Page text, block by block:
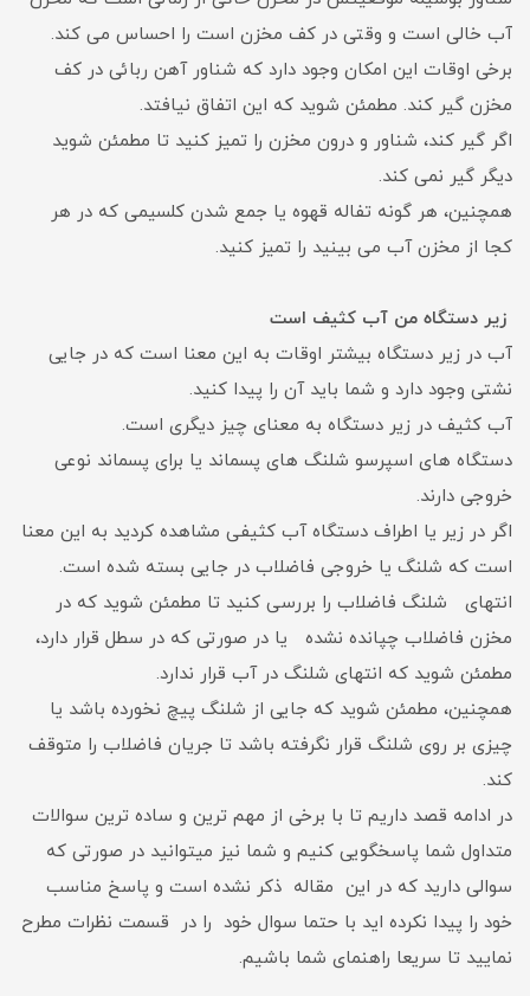
آب خالی است و وقتی در کف مخزن است را احساس می کند.
برخی اوقات این امکان وجود دارد که شناور آهن ربائی در کف
مخزن گیر کند. مطمئن شوید که این اتفاق نیافتد.
اگر گیر کند، شناور و درون مخزن را تمیز کنید تا مطمئن شوید
دیگر گیر نمی کند.
همچنین، هر گونه تفاله قهوه یا جمع شدن کلسیمی که در هر
کجا از مخزن آب می بینید را تمیز کنید.
زیر دستگاه من آب کثیف است
آب در زیر دستگاه بیشتر اوقات به این معنا است که در جایی
نشتی وجود دارد و شما باید آن را پیدا کنید.
آب کثیف در زیر دستگاه به معنای چیز دیگری است.
دستگاه های اسپرسو شلنگ های پسماند یا برای پسماند نوعی
خروجی دارند.
اگر در زیر یا اطراف دستگاه آب کثیفی مشاهده کردید به این معنا
است که شلنگ یا خروجی فاضلاب در جایی بسته شده است.
انتهای شلنگ فاضلاب را بررسی کنید تا مطمئن شوید که در
مخزن فاضلاب چپانده نشده یا در صورتی که در سطل قرار دارد،
مطمئن شوید که انتهای شلنگ در آب قرار ندارد.
همچنین، مطمئن شوید که جایی از شلنگ پیچ نخورده باشد یا
چیزی بر روی شلنگ قرار نگرفته باشد تا جریان فاضلاب را متوقف
کند.
در ادامه قصد داریم تا با برخی از مهم ترین و ساده ترین سوالات
متداول شما پاسخگویی کنیم و شما نیز میتوانید در صورتی که
سوالی دارید که در این مقاله ذکر نشده است و پاسخ مناسب
خود را پیدا نکرده اید با حتما سوال خود را در قسمت نظرات مطرح
نمایید تا سریعا راهنمای شما باشیم.